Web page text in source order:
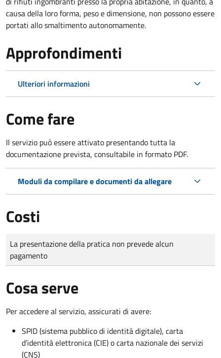
causa della loro forma, peso e dimensione, non possono essere
portati allo smaltimento autonomamente.
Approfondimenti
Ulteriori informazioni
Come fare
Il servizio può essere attivato presentando tutta la
documentazione prevista, consultabile in formato PDF.
Moduli da compilare e documenti da allegare
Costi
Tipo di pagamento
Importo
La presentazione della pratica non prevede alcun
pagamento
Cosa serve
Per accedere al servizio, assicurati di avere:
SPID (sistema pubblico di identità digitale), carta
d’identità elettronica (CIE) o carta nazionale dei servizi
(CNS)